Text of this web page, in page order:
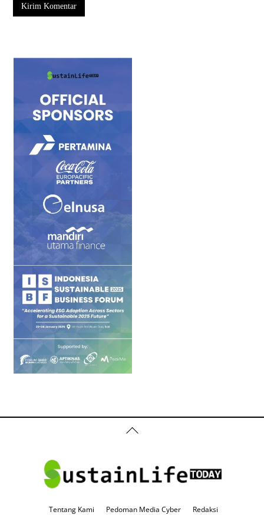
Back
To
Tentang Kami Pedoman Media Cyber Redaksi